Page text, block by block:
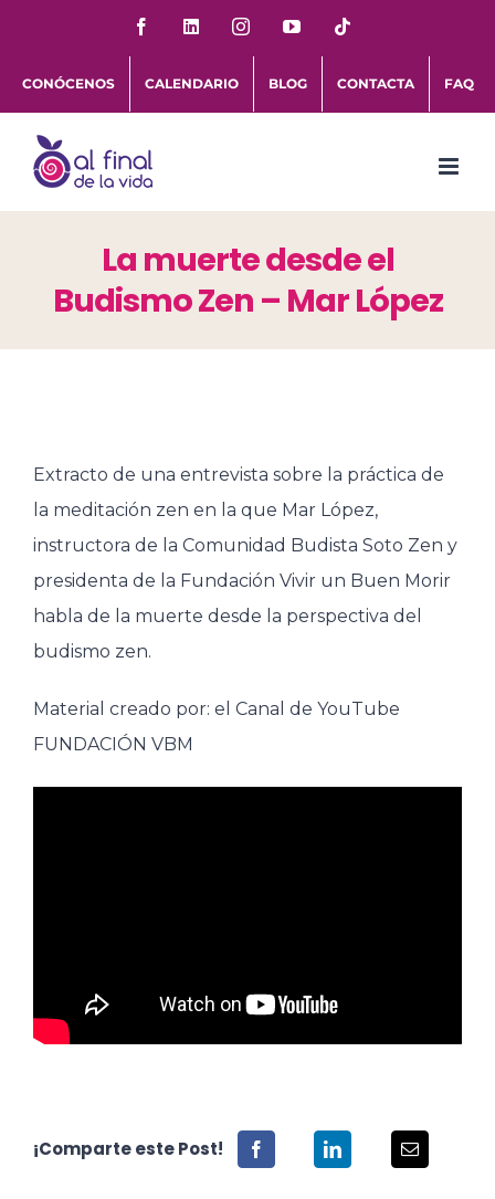
contenido
FacebookLinkedInInstagramYouTube
CONÓCENOS CALENDARIO BLOG CONTACTA FAQ
La muerte desde el
Budismo Zen – Mar López
Extracto de una entrevista sobre la práctica de
la meditación zen en la que Mar López,
instructora de la Comunidad Budista Soto Zen y
presidenta de la Fundación Vivir un Buen Morir
habla de la muerte desde la perspectiva del
budismo zen.
Material creado por: el Canal de YouTube
FUNDACIÓN VBM
¡Comparte este Post!